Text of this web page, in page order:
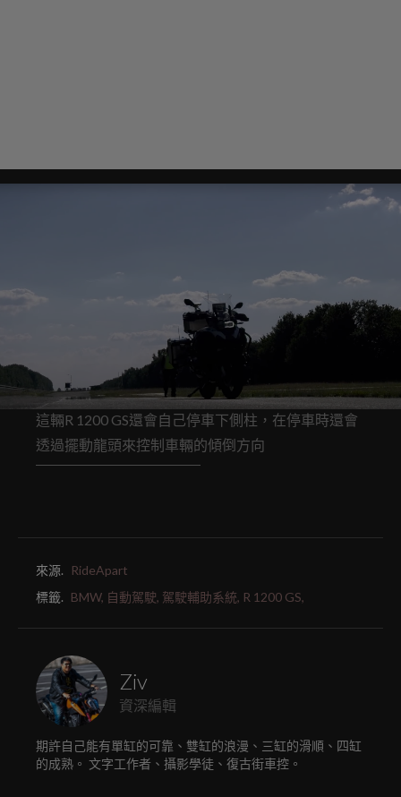
這輛R 1200 GS還會自己停車下側柱，在停車時還會
透過擺動龍頭來控制車輛的傾倒方向
來源.
RideApart
標籤. BMW, 自動駕駛, 駕駛輔助系統, R 1200 GS,
Ziv
資深編輯
期許自己能有單缸的可靠、雙缸的浪漫、三缸的滑順、四缸
的成熟。 文字工作者、攝影學徒、復古街車控。